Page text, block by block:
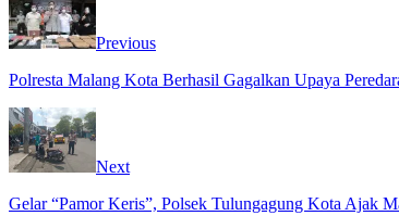
Previous
Polresta Malang Kota Berhasil Gagalkan Upaya
Next
Gelar “Pamor Keris”, Polsek Tulungagung Kota Ajak